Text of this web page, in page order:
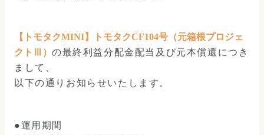
【トモタクMINI】トモタクCF104号（元箱根プロジェ
クトⅢ） の最終利益分配金配当及び元本償還につき
まして、
以下の通りお知らせいたします。
●運用期間